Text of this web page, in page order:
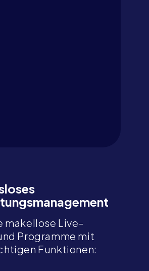
makellose Live-
Programme mit
Funktionen: